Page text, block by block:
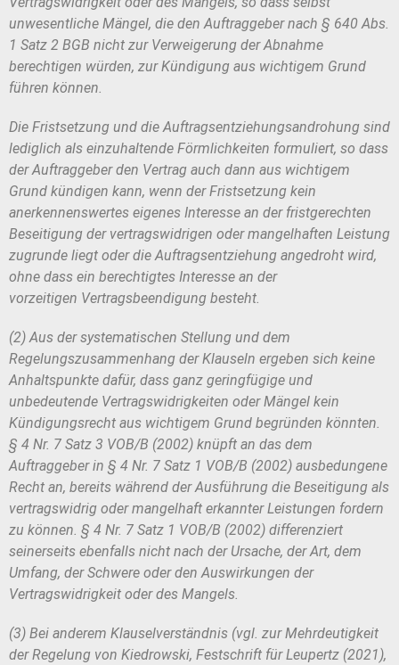
unwesentliche Mängel, die den Auftraggeber nach § 640 Abs.
1 Satz 2 BGB nicht zur Verweigerung der Abnahme
berechtigen würden, zur Kündigung aus wichtigem Grund
führen können.
Die Fristsetzung und die Auftragsentziehungsandrohung sind
lediglich als einzuhaltende Förmlichkeiten formuliert, so dass
der Auftraggeber den Vertrag auch dann aus wichtigem
Grund kündigen kann, wenn der Fristsetzung kein
anerkennenswertes eigenes Interesse an der fristgerechten
Beseitigung der vertragswidrigen oder mangelhaften Leistung
zugrunde liegt oder die Auftragsentziehung angedroht wird,
ohne dass ein berechtigtes Interesse an der
vorzeitigen Vertragsbeendigung besteht.
(2) Aus der systematischen Stellung und dem
Regelungszusammenhang der Klauseln ergeben sich keine
Anhaltspunkte dafür, dass ganz geringfügige und
unbedeutende Vertragswidrigkeiten oder Mängel kein
Kündigungsrecht aus wichtigem Grund begründen könnten.
§ 4 Nr. 7 Satz 3 VOB/B (2002) knüpft an das dem
Auftraggeber in § 4 Nr. 7 Satz 1 VOB/B (2002) ausbedungene
Recht an, bereits während der Ausführung die Beseitigung als
vertragswidrig oder mangelhaft erkannter Leistungen fordern
zu können. § 4 Nr. 7 Satz 1 VOB/B (2002) differenziert
seinerseits ebenfalls nicht nach der Ursache, der Art, dem
Umfang, der Schwere oder den Auswirkungen der
Vertragswidrigkeit oder des Mangels.
(3) Bei anderem Klauselverständnis (vgl. zur Mehrdeutigkeit
der Regelung von Kiedrowski, Festschrift für Leupertz (2021),